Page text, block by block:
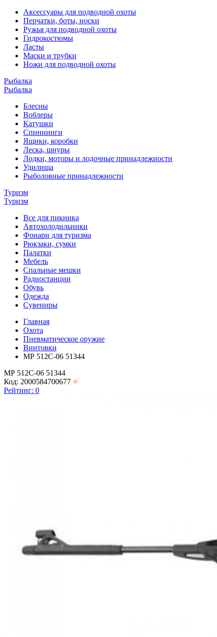
Аксессуары для подводной охоты
Перчатки, боты, носки
Ружья для подводной охоты
Гидрокостюмы
Ласты
Маски и трубки
Ножи для подводной охоты
Рыбалка
Рыбалка
Блесны
Воблеры
Катушки
Спиннинги
Ящики, коробки
Леска, шнуры
Лодки, моторы и лодочные принадлежности
Удилища
Рыболовные принадлежности
Туризм
Туризм
Все для пикника
Автохолодильники
Фонари для туризма
Рюкзаки, сумки
Палатки
Мебель
Спальные мешки
Радиостанции
Обувь
Одежда
Сувениры
Главная
Охота
Пневматическое оружие
Винтовки
МР 512С-06 51344
МР 512С-06 51344
Код: 2000584700677
Рейтинг: 0